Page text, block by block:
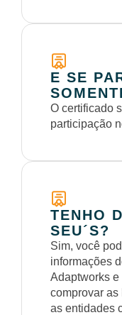
E SE
O certificado
participação
TENHO
SEU´S?
Sim, você
informações
Adaptworks e
comprovar
as entidades